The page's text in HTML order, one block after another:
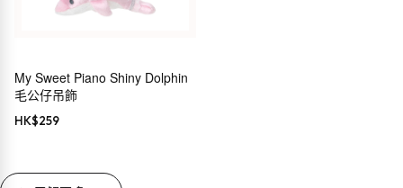
My Sweet Piano Shiny Dolphin
毛公仔吊飾
HK$259